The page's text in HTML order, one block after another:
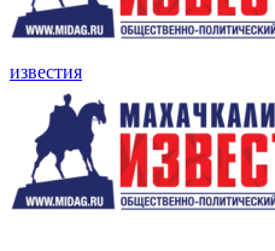
известия